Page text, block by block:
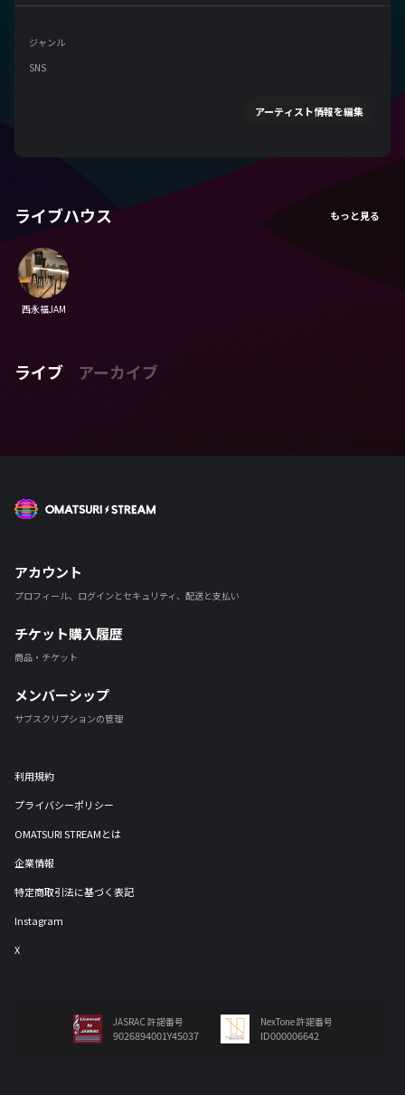
ジャンル
SNS
アーティスト情報を編集
ライブハウス
西永福JAM
ライブ アーカイブ
アカウント
プロフィール、ログインとセキュリティ、配送と支払い
チケット購入履歴
商品・チケット
メンバーシップ
サブスクリプションの管理
利用規約
プライバシーポリシー
OMATSURI STREAMとは
企業情報
特定商取引法に基づく表記
Instagram
X
JASRAC 許諾番号
9026894001Y45037
NexTone 許諾番号
ID000006642